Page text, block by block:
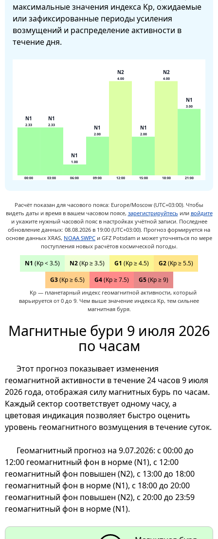
максимальные значения индекса Kp, ожидаемые
или зафиксированные периоды усиления
возмущений и распределение активности в
течение дня.
00:00
2.33
N1
03:00
2.33
N1
06:00
1.00
N1
09:00
2.00
N1
12:00
4.00
N2
15:00
2.00
N1
18:00
4.00
N2
21:00
3.00
N1
Расчёт показан для часового пояса: Europe/Moscow (UTC+03:00). Чтобы
видеть даты и время в вашем часовом поясе, зарегистрируйтесь или войдите
и укажите нужный часовой пояс в настройках учётной записи. Последнее
обновление данных: 08.08.2026 в 19:00 (UTC+03:00). Прогноз формируется на
основе данных XRAS, NOAA SWPC и GFZ Potsdam и может уточняться по мере
поступления новых расчётов космической погоды.
N1 (Kp < 3.5) N2(Kp ≥ 3.5) G1 (Kp ≥ 4.5) G2(Kp ≥ 5.5)
G3 (Kp ≥ 6.5) G4 (Kp ≥ 7.5) G5 (Kp ≥ 9)
Kp — планетарный индекс геомагнитной активности, который
варьируется от 0 до 9. Чем выше значение индекса Kp, тем сильнее
магнитная буря.
Магнитные бури 9 июля 2026
по часам
Этот прогноз показывает изменения
геомагнитной активности в течение 24 часов 9 июля
2026 года, отображая силу магнитных бурь по часам.
Каждый сектор соответствует одному часу, а
цветовая индикация позволяет быстро оценить
уровень геомагнитного возмущения в течение суток.
N1
N1
N1
N1
N1
N1
N1
00:00
01:00
02:00
21:00
23:00
Геомагнитный прогноз на 9.07.2026: с 00:00 до
12:00 геомагнитный фон в норме (N1), с 12:00
геомагнитный фон повышен (N2), с 13:00 до 18:00
геомагнитный фон в норме (N1), с 18:00 до 20:00
геомагнитный фон повышен (N2), с 20:00 до 23:59
геомагнитный фон в норме (N1).